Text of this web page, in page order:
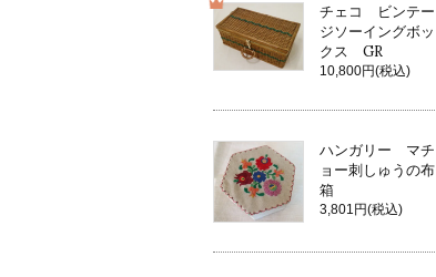
チェコ ビンテー
ジソーイングボッ
クス GR
10,800円(税込)
ハンガリー マチ
ョー刺しゅうの布
箱
3,801円(税込)